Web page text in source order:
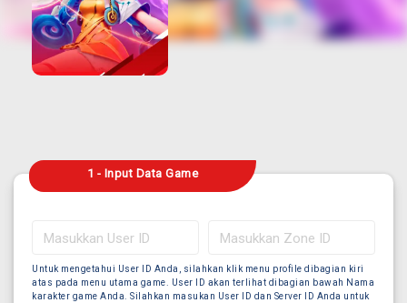
1 - Input Data Game
Untuk mengetahui User ID Anda, silahkan klik menu profile dibagian kiri
atas pada menu utama game. User ID akan terlihat dibagian bawah Nama
karakter game Anda. Silahkan masukan User ID dan Server ID Anda untuk